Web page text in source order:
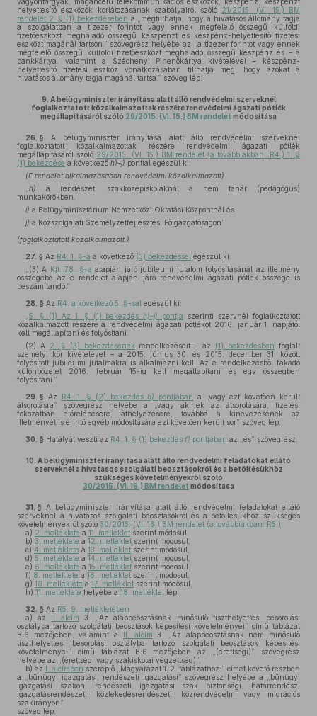
helyettesítő eszközök korlátozásának szabályairól szóló 21/2015. (VI. 15.) BM
rendelet 2. § (1) bekezdésében a „megtilthatja, hogy a hivatásos állomány tagja
a szolgálatban a tízezer forintot vagy ennek megfelelő összegű külföldi
fizetőeszközt meghaladó összegű készpénzt és készpénz-helyettesítő fizetési
eszközt magánál tartson.” szövegrész helyébe az „a tízezer forintot vagy ennek
megfelelő összegű külföldi fizetőeszközt meghaladó összegű készpénz és – a
bankkártya, valamint a Széchenyi Pihenőkártya kivételével – készpénz-
helyettesítő fizetési eszköz vonatkozásában tilthatja meg, hogy azokat a
hivatásos állomány tagja magánál tartsa.” szöveg lép.
9. A belügyminiszter irányítása alatt álló rendvédelmi szerveknél
foglalkoztatott közalkalmazottak részére rendvédelmi ágazati pótlék
megállapításáról szóló 29/2015. (VI. 15.) BM rendelet módosítása
26. § A belügyminiszter irányítása alatt álló rendvédelmi szerveknél
foglalkoztatott közalkalmazottak részére rendvédelmi ágazati pótlék
megállapításáról szóló 29/2015. (VI. 15.) BM rendelet (a továbbiakban: R4.) 1. §
(1) bekezdése a következő h)–j) ponttal egészül ki:
(E rendelet alkalmazásában rendvédelmi közalkalmazott)
h) a rendészeti szakközépiskoláknál a nem tanár (pedagógus)
munkakörökben,
i) a Belügyminisztérium Nemzetközi Oktatási Központnál és
j) a Közszolgálati Személyzetfejlesztési Főigazgatóságon”
(foglalkoztatott közalkalmazott.)
27. § Az R4. 1. §-a a következő (3) bekezdéssel egészül ki:
„(3) A Kjt. 78. §-a alapján járó jubileumi jutalom folyósításánál az illetmény
összegébe az e rendelet alapján járó rendvédelmi ágazati pótlék összege is
beszámítandó.”
28. § Az R4. a következő 5. §-sal egészül ki:
5. § (1) Az 1. § (1) bekezdésh)–j) pontja
szerinti szervnél foglalkoztatott
közalkalmazott részére a rendvédelmi ágazati pótlékot 2016. január 1. napjától
kell megállapítani és folyósítani.
(2) A 2. § (3) bekezdésének rendelkezéseit – az (1) bekezdésben foglalt
személyi kör kivételével – a 2015. június 30. és 2015. december 31. között
folyósított jubileumi jutalmakra is alkalmazni kell. Az e rendelkezésből fakadó
különbözetet 2016. február 15-ig kell megállapítani és egy összegben
folyósítani.”
29. § Az R4. 1. § (2) bekezdésb) pontjában a „vagy ezt követően került
átsorolásra” szövegrész helyébe a „vagy akinek az átsorolására, fizetési
fokozatban előrelépésére, áthelyezésére, továbbá a kinevezésének az
illetményét is érintő egyéb módosítására ezt követően került sor” szöveg lép.
30. § Hatályát veszti az R4. 1. § (1) bekezdés f) pontjában az „és” szövegrész.
10. A belügyminiszter irányítása alatt álló rendvédelmi feladatokat ellátó
szerveknél a hivatásos szolgálati beosztásokról és a betöltésükhöz
szükséges követelményekről szóló
30/2015. (VI. 16.) BM rendelet módosítása
31. § A belügyminiszter irányítása alatt álló rendvédelmi feladatokat ellátó
szerveknél a hivatásos szolgálati beosztásokról és a betöltésükhöz szükséges
követelményekről szóló 30/2015. (VI. 16.) BM rendelet (a továbbiakban: R5.)
a) 2. melléklete a 11. melléklet szerint módosul,
b) 3. melléklete a 12. melléklet szerint módosul,
c) 4. melléklete a 13. melléklet szerint módosul,
d) 5. melléklete a 14. melléklet szerint módosul,
e) 6. melléklete a 15. melléklet szerint módosul,
f) 8. melléklete a 16. melléklet szerint módosul,
g) 10. melléklete a 17. melléklet szerint módosul,
h) 11. melléklete helyébe a 18. melléklet lép.
32. § Az R5. 9. mellékletében
a) az I. alcím 3. „Az alapbeosztásnak minősülő tiszthelyettesi besorolási
osztályba tartozó szolgálati beosztások képesítési követelményei” című táblázat
B:6 mezőjében, valamint a II. alcím 3. „Az alapbeosztásnak nem minősülő
tiszthelyettesi besorolási osztályba tartozó szolgálati beosztások képesítési
követelményei” című táblázat B:6 mezőjében az „(érettségi)” szövegrész
helyébe az „(érettségi vagy szakiskolai végzettség)”,
b) az I. alcímben szereplő „Magyarázat 1-2. táblázathoz:” címet követő részben
a „bűnügyi igazgatási, rendészeti igazgatási” szövegrész helyébe a „bűnügyi
igazgatási szakon, rendészeti igazgatási szak biztonsági, határrendész,
igazgatásrendészeti, közlekedésrendészeti, közrendvédelmi vagy migrációs
szakirányon”
szöveg lép.